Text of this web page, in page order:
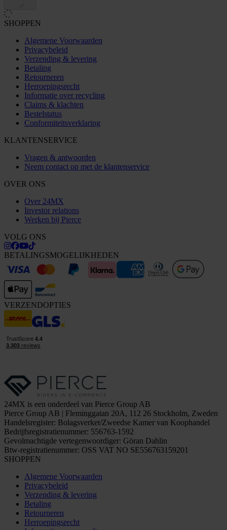
SHOPPEN
Algemene Voorwaarden
Privacybeleid
Verzending & levering
Betaling
Retourneren
Herroepingsrecht
Informatie over recycling
Claims & klachten
Bestelstatus
Conformiteitsverklaring
KLANTENSERVICE
Vragen & antwoorden
Neem contact op met de klantenservice
OVER ONS
Over 24MX
Investor relations
Werken bij Pierce
VOLG ONS
BETALINGSMOGELIJKHEDEN
VERZENDOPTIES
24MX is een onderdeel van Pierce Group AB
Pierce Group AB | Fleminggatan 20A, 112 26 Stockholm, Zweden
Handelsregister: Bolagsverket/Zweedse Kamer van Koophandel
Bedrijfsregistratienummer: 556763-1592
Gevolmachtigde vertegenwoordiger: Göran Dahlin
Btw-registratienummer: OSS VAT NO SE556763159201
SHOPPEN
Algemene Voorwaarden
Privacybeleid
Verzending & levering
Betaling
Retourneren
Herroepingsrecht